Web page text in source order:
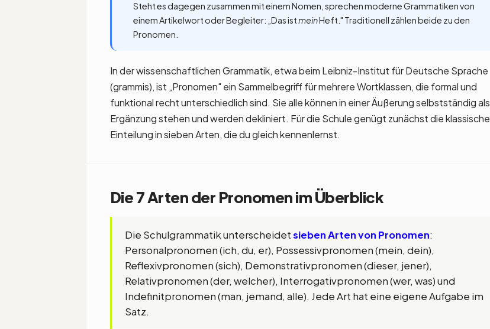
Steht es dagegen zusammen mit einem Nomen, sprechen moderne Grammatiken von
einem Artikelwort oder Begleiter: „Das istmeinHeft." Traditionell zählen beide zu den
Pronomen.
In der wissenschaftlichen Grammatik, etwa beim Leibniz-Institut für Deutsche Sprache
(grammis), ist „Pronomen" ein Sammelbegriff für mehrere Wortklassen, die formal und
funktional recht unterschiedlich sind. Sie alle können in einer Äußerung selbstständig als
Ergänzung stehen und werden dekliniert. Für die Schule genügt zunächst die klassische
Einteilung in sieben Arten, die du gleich kennenlernst.
Die 7 Arten der Pronomen im Überblick
Die Schulgrammatik unterscheidetsieben Arten von Pronomen:
Personalpronomen (ich, du, er), Possessivpronomen (mein, dein),
Reflexivpronomen (sich), Demonstrativpronomen (dieser, jener),
Relativpronomen (der, welcher), Interrogativpronomen (wer, was) und
Indefinitpronomen (man, jemand, alle). Jede Art hat eine eigene Aufgabe im
Satz.